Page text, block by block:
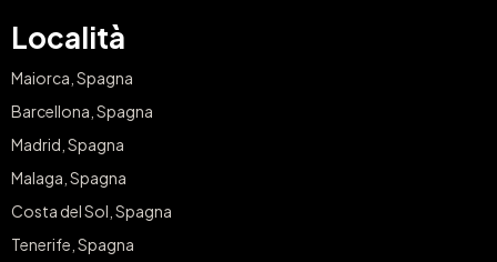
Località
Maiorca, Spagna
Barcellona, Spagna
Madrid, Spagna
Malaga, Spagna
Costa del Sol, Spagna
Tenerife, Spagna